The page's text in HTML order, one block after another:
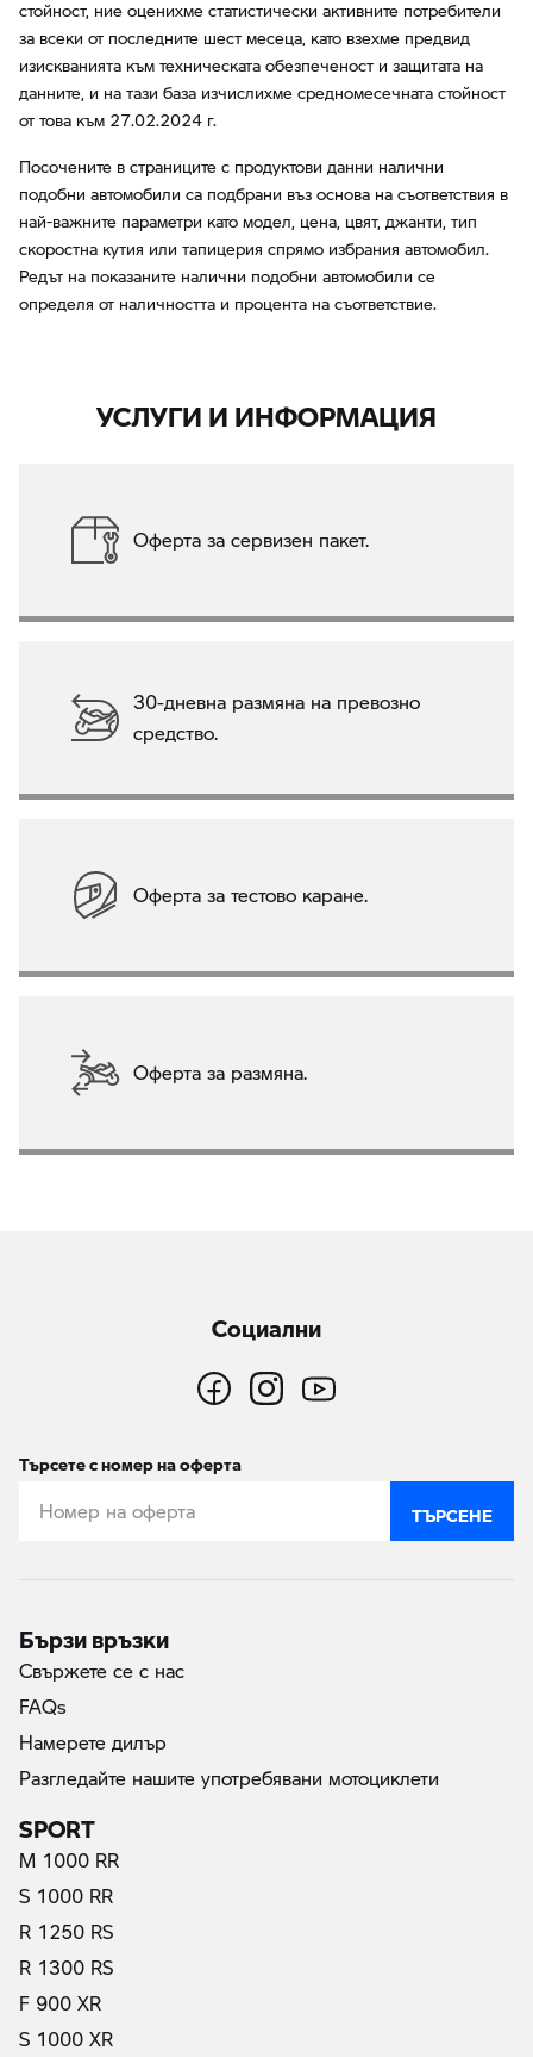
стойност, ние оценихме статистически активните потребители
за всеки от последните шест месеца, като взехме предвид
изискванията към техническата обезпеченост и защитата на
данните, и на тази база изчислихме средномесечната стойност
от това към 27.02.2024 г.
Посочените в страниците с продуктови данни налични
подобни автомобили са подбрани въз основа на съответствия в
най-важните параметри като модел, цена, цвят, джанти, тип
скоростна кутия или тапицерия спрямо избрания автомобил.
Редът на показаните налични подобни автомобили се
определя от наличността и процента на съответствие.
УСЛУГИ И ИНФОРМАЦИЯ
Оферта за сервизен пакет.
30-дневна размяна на превозно
средство.
Оферта за тестово каране.
Оферта за размяна.
Социални
Търсете с номер на оферта
ТЪРСЕНЕ
Бързи връзки
Свържете се с нас
FAQs
Намерете дилър
Разгледайте нашите употребявани мотоциклети
SPORT
M 1000 RR
S 1000 RR
R 1250 RS
R 1300 RS
F 900 XR
S 1000 XR